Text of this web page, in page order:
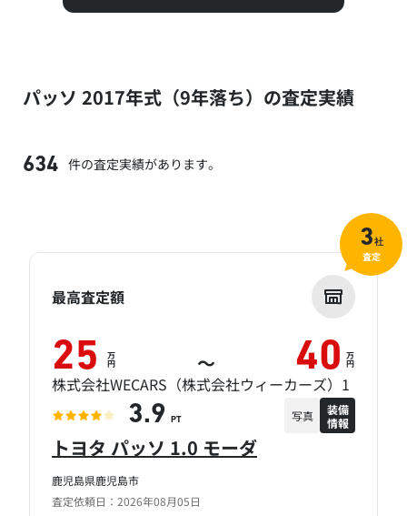
パッソ 2017年式（9年落ち）の査定実績
634 件の査定実績があります。
鹿児島県鹿児島市
査定依頼日：2026年08月05日
トヨタ パッソ 1.0 モーダ
最高査定額
25 万
円 ～ 40 万
円
株式会社WECARS（株式会社ウィーカーズ）1
3.9 PT 写真
装備
情報
3社
査定